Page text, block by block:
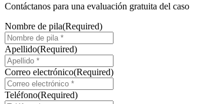
Contáctanos para una evaluación gratuita del caso
Nombre de pila(Required)
Apellido(Required)
Correo electrónico(Required)
Teléfono(Required)